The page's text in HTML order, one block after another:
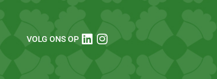
VOLG ONS OP